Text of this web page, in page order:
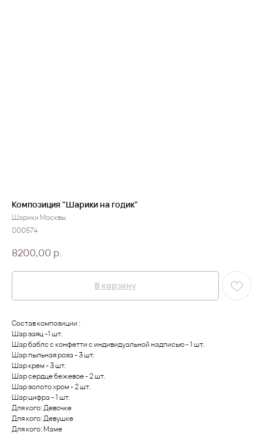
Композиция "Шарики на годик"
Шарики Москвы
000574
8200,00 р.
В корзину
Состав композиции :
Шар заяц -1 шт.
Шар баблс с конфетти с индивидуальной надписью - 1 шт.
Шар пыльная роза - 3 шт.
Шар крем - 3 шт.
Шар сердце бежевое - 2 шт.
Шар золото хром - 2 шт.
Шар цифра - 1 шт.
Для кого: Девочке
Для кого: Девушке
Для кого: Маме